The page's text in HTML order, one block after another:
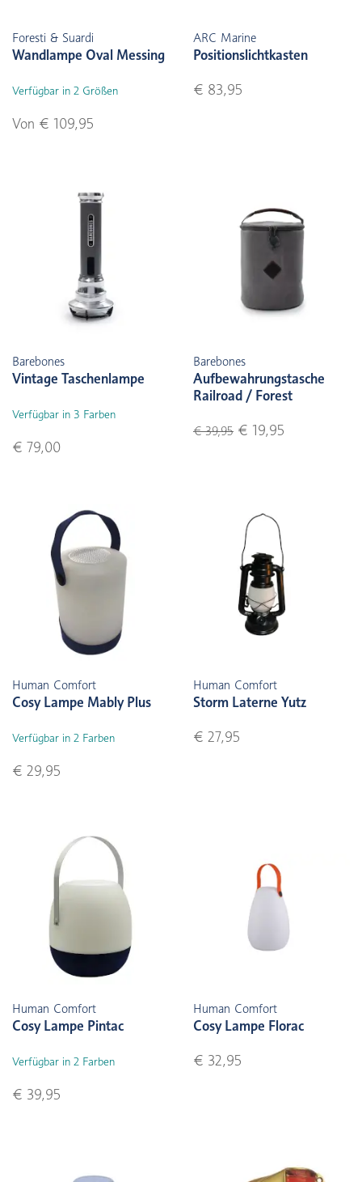
Foresti & Suardi
Wandlampe Oval Messing
Verfügbar in 2 Größen
Von € 109,95
ARC Marine
Positionslichtkasten
€ 83,95
Barebones
Vintage Taschenlampe
Verfügbar in 3 Farben
€ 79,00
Barebones
Aufbewahrungstasche
Railroad / Forest
€ 39,95 € 19,95
Human Comfort
Cosy Lampe Mably Plus
Verfügbar in 2 Farben
€ 29,95
Human Comfort
Storm Laterne Yutz
€ 27,95
Human Comfort
Cosy Lampe Pintac
Verfügbar in 2 Farben
€ 39,95
Human Comfort
Cosy Lampe Florac
€ 32,95